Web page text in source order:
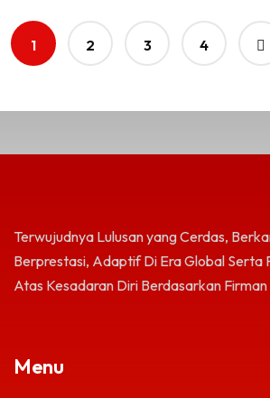
1 2 3 4
Terwujudnya Lulusan yang Cerdas,
Berprestasi, Adaptif Di Era Global Serta
Atas Kesadaran Diri Berdasarkan Firman
Menu